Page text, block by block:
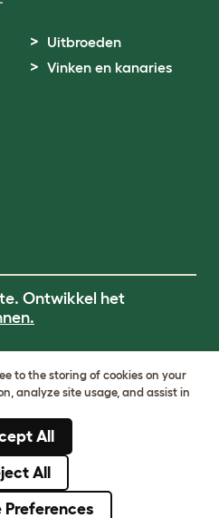
Uitbroeden
Vinken en kanaries
Ontwikkel het
to the storing of cookies on your
analyze site usage, and assist in
All
All
Preferences